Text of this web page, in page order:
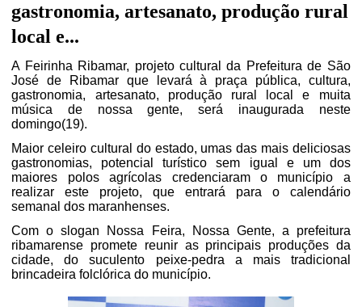
gastronomia, artesanato, produção rural
local e...
A Feirinha Ribamar, projeto cultural da Prefeitura de São
José de Ribamar que levará à praça pública, cultura,
gastronomia, artesanato, produção rural local e muita
música de nossa gente, será inaugurada neste
domingo(19).
Maior celeiro cultural do estado, umas das mais deliciosas
gastronomias, potencial turístico sem igual e um dos
maiores polos agrícolas credenciaram o município a
realizar este projeto, que entrará para o calendário
semanal dos maranhenses.
Com o slogan Nossa Feira, Nossa Gente, a prefeitura
ribamarense promete reunir as principais produções da
cidade, do suculento peixe-pedra a mais tradicional
brincadeira folclórica do município.